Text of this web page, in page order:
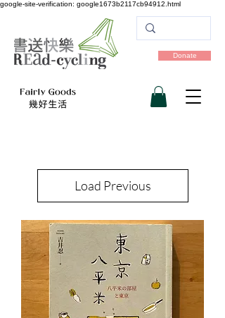
google-site-verification: google1673b2117cb94912.html
Donate
Load Previous